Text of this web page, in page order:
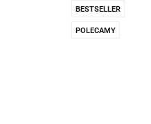
BESTSELLER
POLECAMY